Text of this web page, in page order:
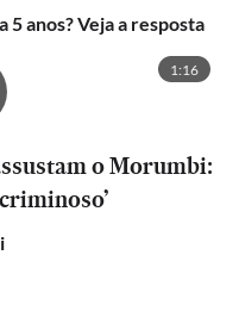
anos? Veja a resposta
1:16
o Morumbi: